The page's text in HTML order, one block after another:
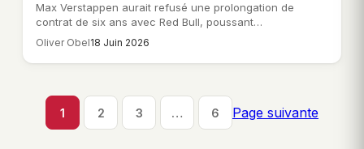
Max Verstappen aurait refusé une prolongation de
contrat de six ans avec Red Bull, poussant…
Oliver Obel18 Juin 2026
1 2 3 … 6 Page suivante